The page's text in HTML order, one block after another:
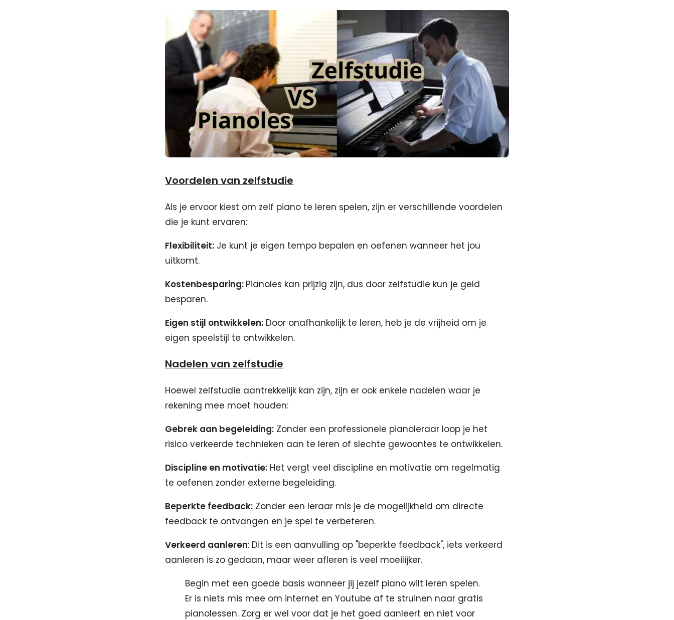
Voordelen van zelfstudie
Als je ervoor kiest om zelf piano te leren spelen, zijn er verschillende voordelen
die je kunt ervaren:
Flexibiliteit: Je kunt je eigen tempo bepalen en oefenen wanneer het jou
uitkomt.
Kostenbesparing: Pianoles kan prijzig zijn, dus door zelfstudie kun je geld
besparen.
Eigen stijl ontwikkelen: Door onafhankelijk te leren, heb je de vrijheid om je
eigen speelstijl te ontwikkelen.
Nadelen van zelfstudie
Hoewel zelfstudie aantrekkelijk kan zijn, zijn er ook enkele nadelen waar je
rekening mee moet houden:
Gebrek aan begeleiding: Zonder een professionele pianoleraar loop je het
risico verkeerde technieken aan te leren of slechte gewoontes te ontwikkelen.
Discipline en motivatie: Het vergt veel discipline en motivatie om regelmatig
te oefenen zonder externe begeleiding.
Beperkte feedback: Zonder een leraar mis je de mogelijkheid om directe
feedback te ontvangen en je spel te verbeteren.
Verkeerd aanleren: Dit is een aanvulling op "beperkte feedback", iets verkeerd
aanleren is zo gedaan, maar weer afleren is veel moeilijker.
Begin met een goede basis wanneer jij jezelf piano wilt leren spelen.
Er is niets mis mee om internet en Youtube af te struinen naar gratis
pianolessen. Zorg er wel voor dat je het goed aanleert en niet voor